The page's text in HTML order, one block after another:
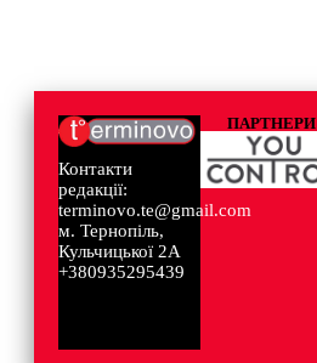
Контакти
редакції:
terminovo.te@gmail.com
м. Тернопіль,
Кульчицької 2А
+380935295439
ПАРТНЕРИ